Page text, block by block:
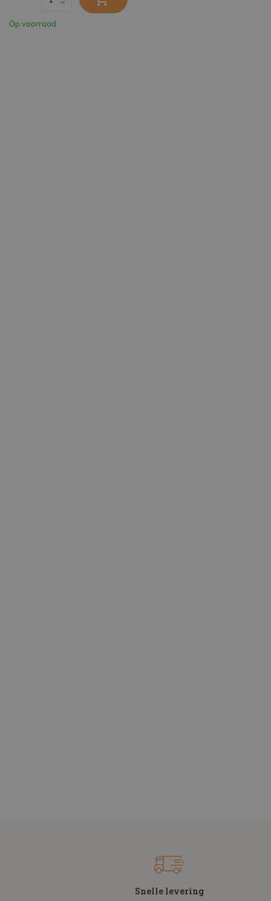
Op voorraad
Snelle levering